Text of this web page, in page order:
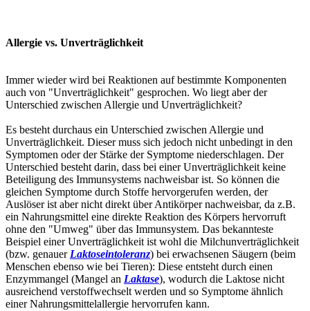
Allergie vs. Unverträglichkeit
Immer wieder wird bei Reaktionen auf bestimmte Komponenten
auch von "Unverträglichkeit" gesprochen. Wo liegt aber der
Unterschied zwischen Allergie und Unverträglichkeit?
Es besteht durchaus ein Unterschied zwischen Allergie und
Unverträglichkeit. Dieser muss sich jedoch nicht unbedingt in den
Symptomen oder der Stärke der Symptome niederschlagen. Der
Unterschied besteht darin, dass bei einer Unverträglichkeit keine
Beteiligung des Immunsystems nachweisbar ist. So können die
gleichen Symptome durch Stoffe hervorgerufen werden, der
Auslöser ist aber nicht direkt über Antikörper nachweisbar, da z.B.
ein Nahrungsmittel eine direkte Reaktion des Körpers hervorruft
ohne den "Umweg" über das Immunsystem. Das bekannteste
Beispiel einer Unverträglichkeit ist wohl die Milchunverträglichkeit
(bzw. genauer Laktoseintoleranz) bei erwachsenen Säugern (beim
Menschen ebenso wie bei Tieren): Diese entsteht durch einen
Enzymmangel (Mangel an Laktase), wodurch die Laktose nicht
ausreichend verstoffwechselt werden und so Symptome ähnlich
einer Nahrungsmittelallergie hervorrufen kann.